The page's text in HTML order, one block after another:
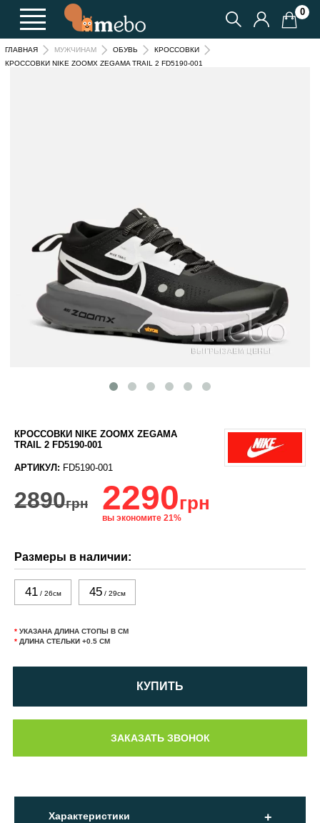
0
ГЛАВНАЯ МУЖЧИНАМ ОБУВЬ
КРОССОВКИ
КРОССОВКИ NIKE ZOOMX ZEGAMA TRAIL 2 FD5190-001
КРОССОВКИ NIKE ZOOMX ZEGAMA
TRAIL 2 FD5190-001
АРТИКУЛ: FD5190-001
2890грн 2290грн
вы экономите 21%
Размеры в наличии:
41/ 26см 45/ 29см
* УКАЗАНА ДЛИНА СТОПЫ В СМ
* ДЛИНА СТЕЛЬКИ +0.5 СМ
КУПИТЬ
Характеристики